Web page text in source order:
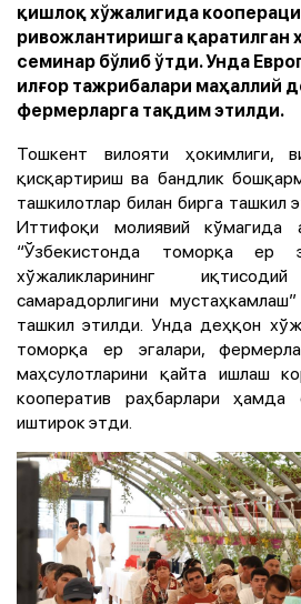
қишлоқ хўжалигида
ривожлантиришга қаратилган
семинар бўлиб ўтди. Унда
илғор тажрибалари маҳаллий
фермерларга тақдим этилди.
Тошкент вилояти ҳокимлиги,
қисқартириш ва бандлик
ташкилотлар билан бирга ташкил
Иттифоқи молиявий кўмагида
“Ўзбекистонда томорқа ер
хўжаликларининг
самарадорлигини
ташкил этилди. Унда деҳқон
томорқа ер эгалари,
маҳсулотларини қайта ишлаш
кооператив раҳбарлари ҳамда
иштирок этди.